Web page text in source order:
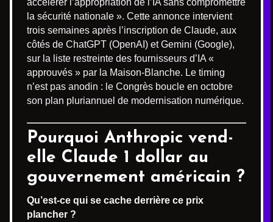
la sécurité nationale ». Cette annonce intervient
trois semaines après l’inscription de Claude, aux
côtés de ChatGPT (OpenAI) et Gemini (Google),
sur la liste restreinte des fournisseurs d’IA «
approuvés » par la Maison-Blanche. Le timing
n’est pas anodin : le Congrès boucle en octobre
son plan pluriannuel de modernisation numérique.
Pourquoi Anthropic vend-
elle Claude 1 dollar au
gouvernement américain ?
Qu’est-ce qui se cache derrière ce prix
plancher ?